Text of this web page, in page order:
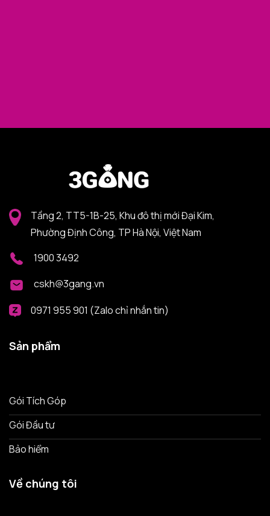
Tầng 2, TT5-1B-25, Khu đô thị mới Đại Kim,
Phường Định Công, TP Hà Nội, Việt Nam
1900 3492
cskh@3gang.vn
0971 955 901 (Zalo chỉ nhắn tin)
Sản phẩm
Gói Tích Góp
Gói Đầu tư
Bảo hiểm
Về chúng tôi